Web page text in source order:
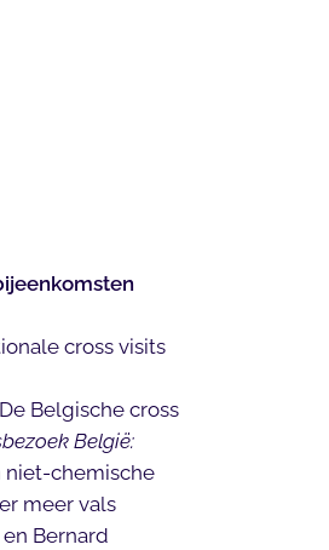
cross visits
Belgische cross
België:
niet-chemische
meer vals
Bernard